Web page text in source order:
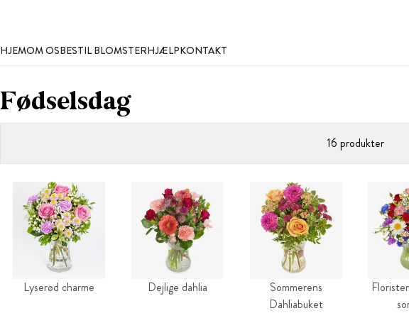
HJEMOM OSBESTIL BLOMSTERHJÆLPKONTAKT
Fødselsdag
16 produkter
Lyserød charme Dejlige dahlia
Sommerens
Dahliabuket